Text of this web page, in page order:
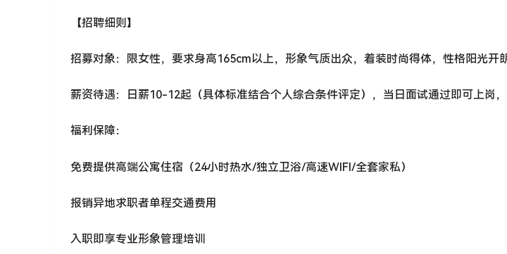
【招聘细则】
招募对象：限女性，要求身高165cm以上，形象气质出众，着装时尚得体，性格阳光开
薪资待遇：日薪10-12起（具体标准结合个人综合条件评定），当日面试通过即可上岗
福利保障：
免费提供高端公寓住宿（24小时热水/独立卫浴/高速WIFI/全套家私）
报销异地求职者单程交通费用
入职即享专业形象管理培训